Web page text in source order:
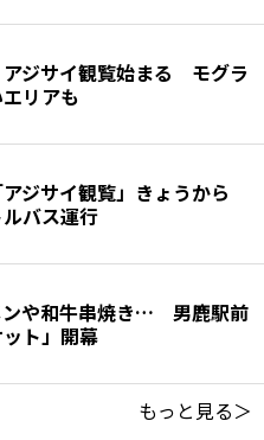
ジサイ観覧始まる モグラ
リアも
ジサイ観覧」きょうから
バス運行
ンや和牛串焼き… 男鹿駅前
ト」開幕
もっと見る＞